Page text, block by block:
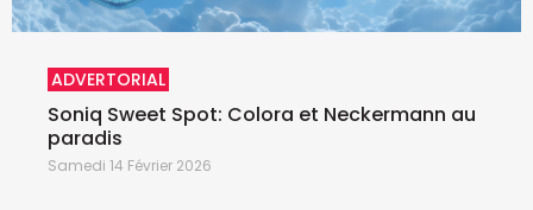
ADVERTORIAL
Soniq Sweet Spot: Colora et Neckermann au
paradis
Samedi 14 Février 2026